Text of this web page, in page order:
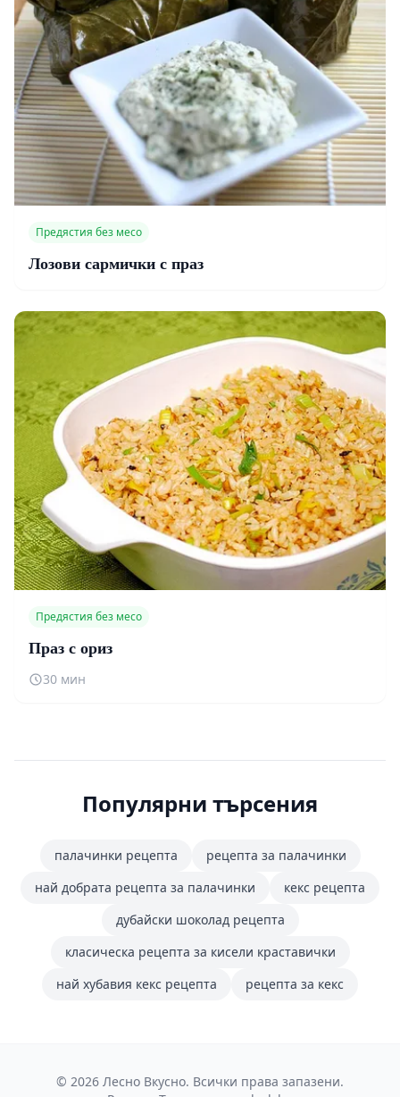
Предястия без месо
Лозови сармички с праз
Предястия без месо
Праз с ориз
30 мин
Популярни търсения
палачинки рецепта
рецепта за палачинки
най добрата рецепта за палачинки
кекс рецепта
дубайски шоколад рецепта
класическа рецепта за кисели краставички
най хубавия кекс рецепта
рецепта за кекс
© 2026 Лесно Вкусно. Всички права запазени.